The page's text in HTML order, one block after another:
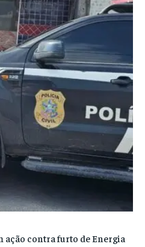
ação contra furto de Energia